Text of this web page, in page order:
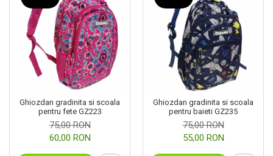
Ghiozdan gradinita si scoala
pentru fete GZ223
75,00 RON
60,00 RON
Ghiozdan gradinita si scoala
pentru baieti GZ235
75,00 RON
55,00 RON